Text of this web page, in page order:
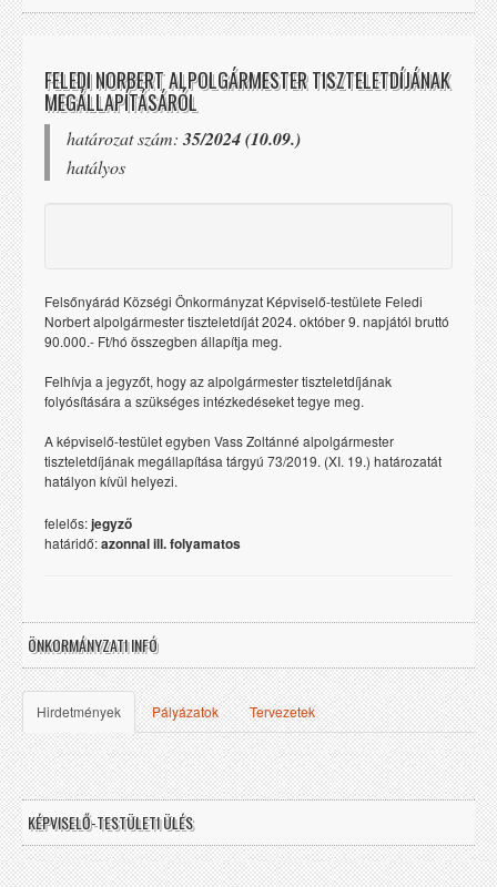
FELEDI NORBERT ALPOLGÁRMESTER TISZTELETDÍJÁNAK
MEGÁLLAPÍTÁSÁRÓL
határozat szám:35/2024 (10.09.)
hatályos
Felsőnyárád Községi Önkormányzat Képviselő-testülete Feledi
Norbert alpolgármester tiszteletdíját 2024. október 9. napjától bruttó
90.000.- Ft/hó összegben állapítja meg.
Felhívja a jegyzőt, hogy az alpolgármester tiszteletdíjának
folyósítására a szükséges intézkedéseket tegye meg.
A képviselő-testület egyben Vass Zoltánné alpolgármester
tiszteletdíjának megállapítása tárgyú 73/2019. (XI. 19.) határozatát
hatályon kívül helyezi.
felelős:jegyző
határidő:azonnal ill. folyamatos
ÖNKORMÁNYZATI INFÓ
Hirdetmények Pályázatok Tervezetek
KÉPVISELŐ-TESTÜLETI ÜLÉS